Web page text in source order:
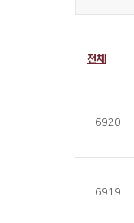
전체
6920
6919